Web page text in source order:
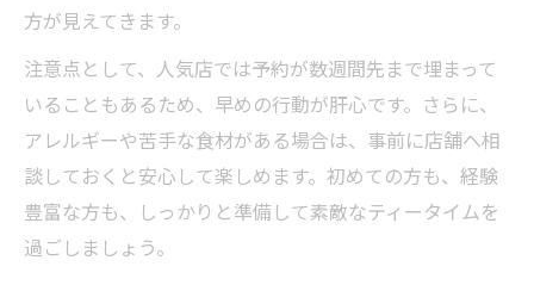
方が見えてきます。
注意点として、人気店では予約が数週間先まで埋まって
いることもあるため、早めの行動が肝心です。さらに、
アレルギーや苦手な食材がある場合は、事前に店舗へ相
談しておくと安心して楽しめます。初めての方も、経験
豊富な方も、しっかりと準備して素敵なティータイムを
過ごしましょう。